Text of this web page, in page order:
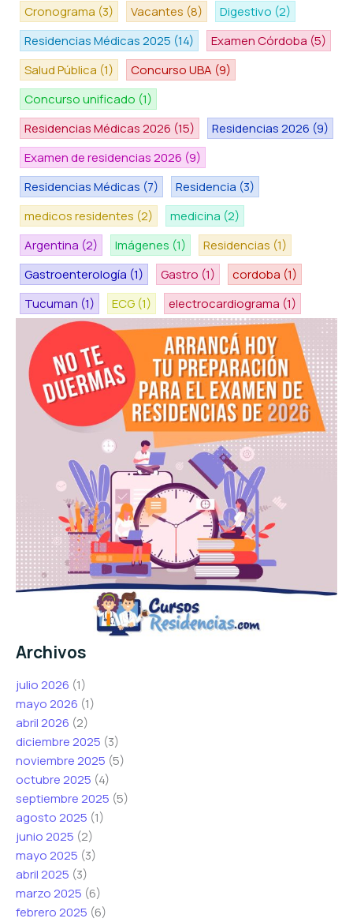
Cronograma (3) Vacantes (8) Digestivo (2)
Residencias Médicas 2025 (14) Examen Córdoba (5)
Salud Pública (1) Concurso UBA (9)
Concurso unificado (1)
Residencias Médicas 2026 (15) Residencias 2026 (9)
Examen de residencias 2026 (9)
Residencias Médicas (7) Residencia (3)
medicos residentes (2) medicina (2)
Argentina (2) Imágenes (1) Residencias (1)
Gastroenterología (1) Gastro (1) cordoba (1)
Tucuman (1) ECG (1) electrocardiograma (1)
Archivos
julio 2026 (1)
mayo 2026 (1)
abril 2026 (2)
diciembre 2025 (3)
noviembre 2025 (5)
octubre 2025 (4)
septiembre 2025 (5)
agosto 2025 (1)
junio 2025 (2)
mayo 2025 (3)
abril 2025 (3)
marzo 2025 (6)
febrero 2025 (6)